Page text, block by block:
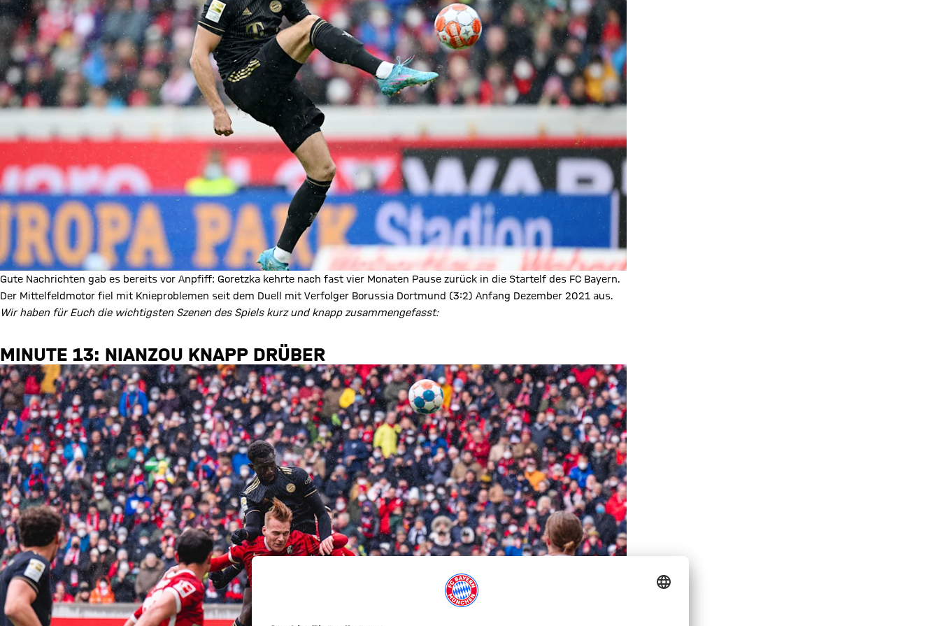
Gute Nachrichten gab es bereits vor Anpfiff: Goretzka kehrte nach fast vier Monaten Pause zurück in die Startelf des FC Bayern.
Der Mittelfeldmotor fiel mit Knieproblemen seit dem Duell mit Verfolger Borussia Dortmund (3:2) Anfang Dezember 2021 aus.
Wir haben für Euch die wichtigsten Szenen des Spiels kurz und knapp zusammengefasst:
MINUTE 13: NIANZOU KNAPP DRÜBER